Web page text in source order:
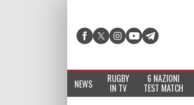
NEWS RUGBY
IN TV
6 NAZIONI
TEST MATCH